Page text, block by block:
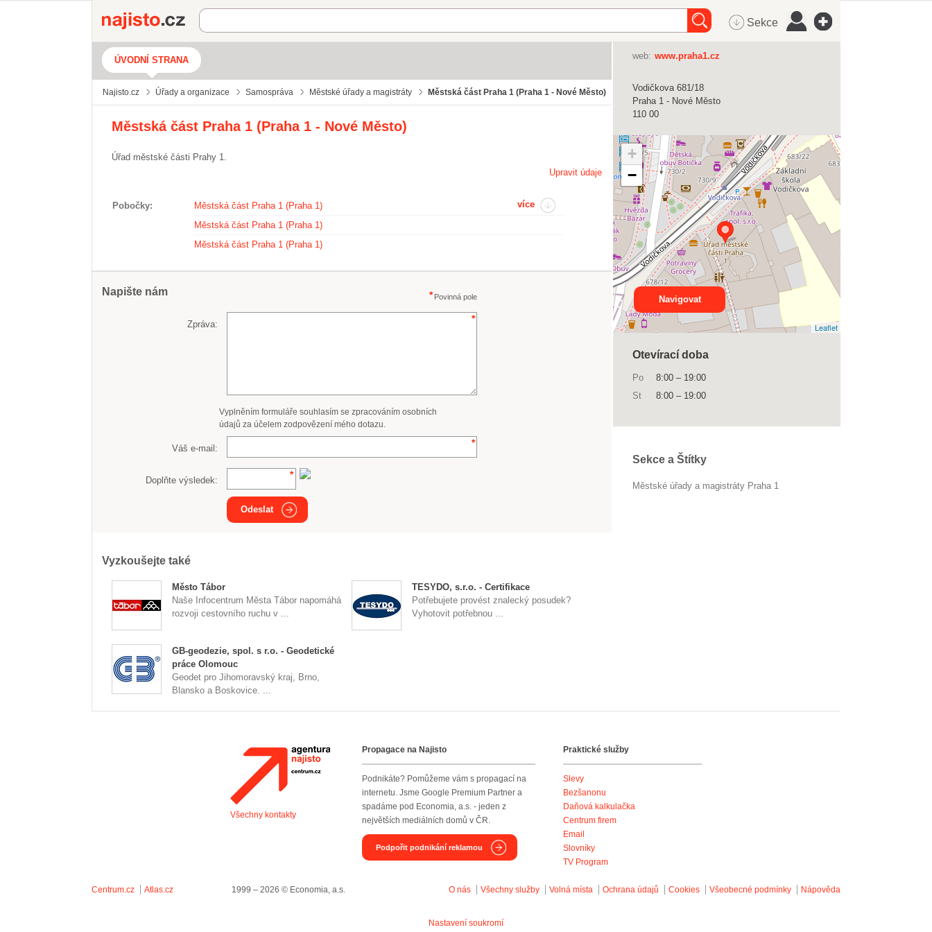
Najisto.cz Sekce
ÚVODNÍ STRANA
Najisto.cz Úřady a organizace Samospráva Městské úřady a magistráty Městská část Praha 1 (Praha 1 - Nové Město)
Městská část Praha 1 (Praha 1 - Nové Město)
Úřad městské části Prahy 1.
Upravit údaje
Pobočky
Městská část Praha 1 (Praha 1)
Městská část Praha 1 (Praha 1)
Městská část Praha 1 (Praha 1)
více
Napište nám Povinná pole
Zpráva:
Vyplněním formuláře souhlasím se zpracováním osobních
údajů za účelem zodpovězení mého dotazu.
Váš e-mail:
Doplňte výsledek:
Odeslat
Vyzkoušejte také
Město Tábor
Naše Infocentrum Města Tábor napomáhá
rozvoji cestovního ruchu v ...
TESYDO, s.r.o. - Certifikace
Potřebujete provést znalecký posudek?
Vyhotovit potřebnou ...
GB-geodezie, spol. s r.o. - Geodetické
práce Olomouc
Geodet pro Jihomoravský kraj, Brno,
Blansko a Boskovice. ...
web: www.praha1.cz
Vodičkova 681/18
Praha 1 - Nové Město
110 00
+
−
Leaflet
Navigovat
Otevírací doba
Po 8:00 – 19:00
St
8:00 – 19:00
Sekce a Štítky
Městské úřady a magistráty Praha 1
Agentura Najisto
Všechny kontakty
Propagace na Najisto
Podnikáte? Pomůžeme vám s propagací na
internetu. Jsme Google Premium Partner a
spadáme pod Economia, a.s. - jeden z
největších mediálních domů v ČR.
Podpořit podnikání reklamou
Praktické služby
Slevy
Bezšanonu
Daňová kalkulačka
Centrum firem
Email
Slovníky
TV Program
Centrum.cz Atlas.cz 1999 – 2026 © Economia, a.s. O nás Všechny služby Volná místa Ochrana údajů Cookies Všeobecné podmínky Nápověda
Nastavení soukromí